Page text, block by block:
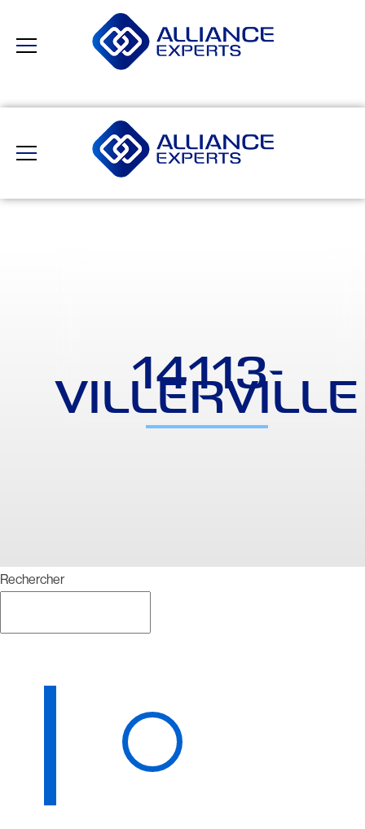
14113-
VILLERVILLE
Rechercher